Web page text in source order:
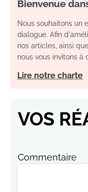
Bienvenue
Nous souhaitons un
dialogue. Afin
nos articles, ainsi
nous vous invitons à
Lire notre charte
VOS
Commentaire